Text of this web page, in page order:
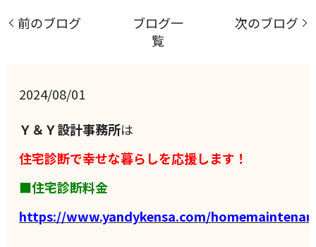
前のブログ
ブログ一
覧
次のブログ
2024/08/01
Ｙ＆Ｙ設計事務所は
住宅診断で幸せな暮らしを応援します！
■住宅診断料金
https://www.yandykensa.com/